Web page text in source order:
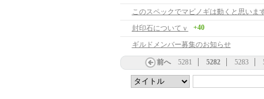
このスペックでマビノギは動くと思いま
封印石についてｖ
+40
ギルドメンバー募集のお知らせ
前へ 5281 5282 5283